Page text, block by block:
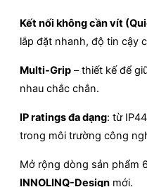
Kết nối không cần vít
lắp đặt nhanh, độ tin cậy
Multi-Grip – thiết kế để
nhau chắc chắn.
IP ratings đa dạng: từ
trong môi trường công
Mở rộng dòng sản phẩm
INNOLINQ-Design mới.